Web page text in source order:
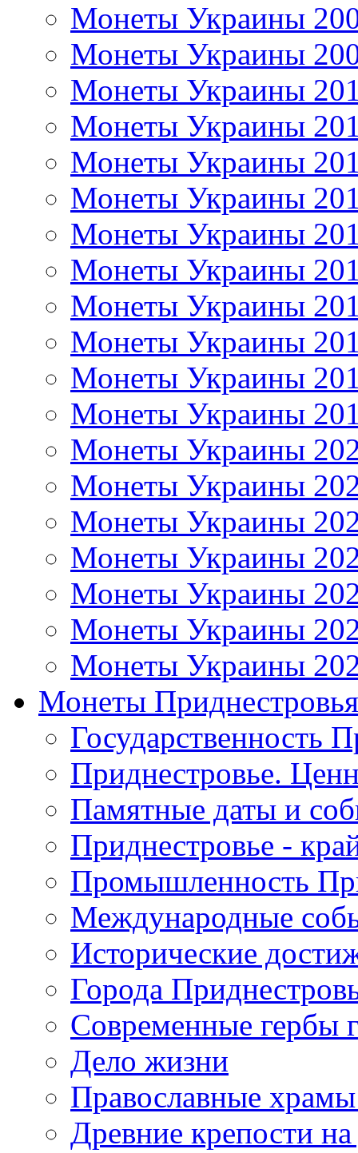
Монеты Украины
Монеты Украины
Монеты Украины
Монеты Украины
Монеты Украины
Монеты Украины
Монеты Украины
Монеты Украины
Монеты Украины
Монеты Украины
Монеты Украины
Монеты Украины
Монеты Украины
Монеты Украины
Монеты Украины
Монеты Украины
Монеты Украины
Монеты Украины
Монеты Украины
Монеты Приднестровья
Государственность
Приднестровье.
Памятные даты и
Приднестровье -
Промышленность
Международные
Исторические
Города
Современные гербы
Дело жизни
Православные
Древние крепости